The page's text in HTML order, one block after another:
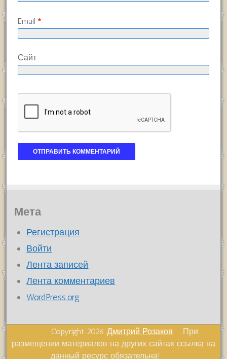
Email *
Сайт
Мета
Регистрация
Войти
Лента записей
Лента комментариев
WordPress.org
Copyright 2026Дмитрий Розаков При
размещении материалов на других сайтах ссылка на
данный ресурс обязательна!